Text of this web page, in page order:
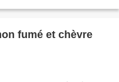
fumé et chèvre